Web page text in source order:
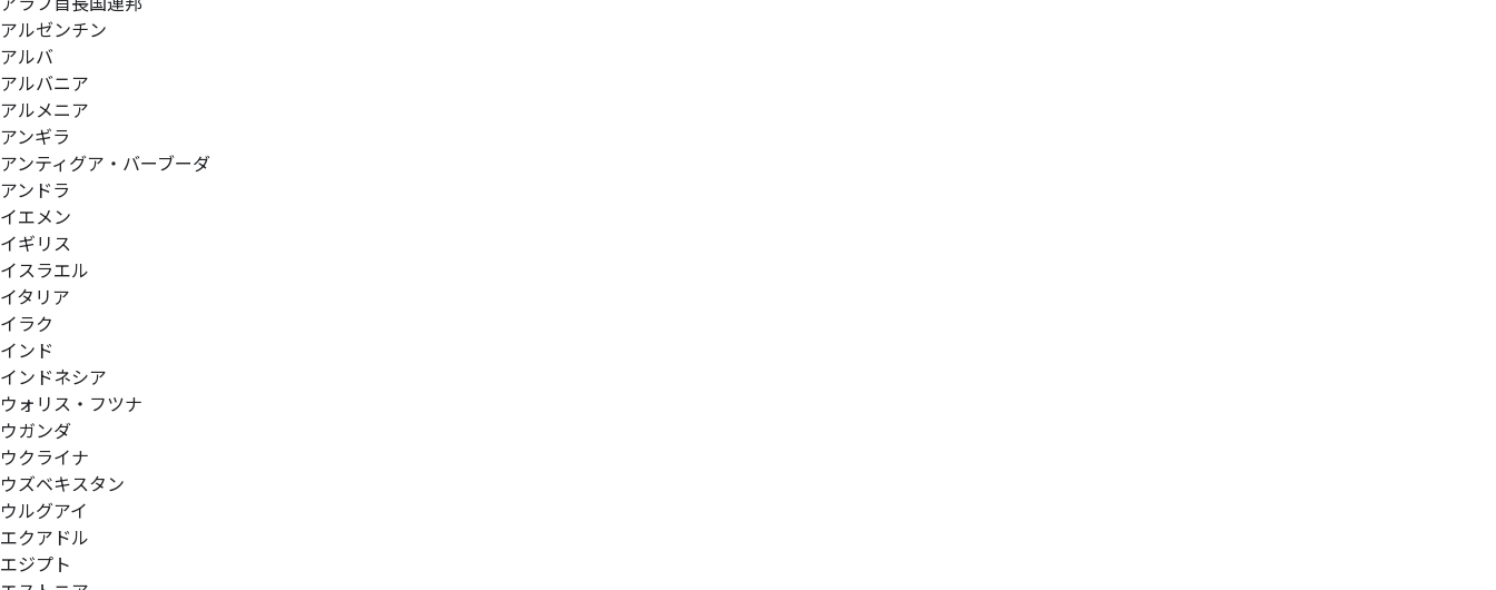
アルゼンチン
アルバ
アルバニア
アルメニア
アンギラ
アンティグア・バーブーダ
アンドラ
イエメン
イギリス
イスラエル
イタリア
イラク
インド
インドネシア
ウォリス・フツナ
ウガンダ
ウクライナ
ウズベキスタン
ウルグアイ
エクアドル
エジプト